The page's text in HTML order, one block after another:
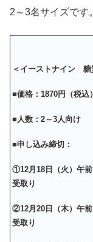
2～3名サイズです。
＜イーストナイン
■価格：1870円（税込）
■人数：2～3人向け
■申し込み締切：
①12月18日（火）午前
受取り
②12月20日（木）午前
受取り